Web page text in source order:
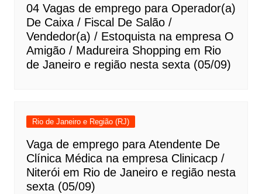
04 Vagas de emprego para Operador(a)
De Caixa / Fiscal De Salão /
Vendedor(a) / Estoquista na empresa O
Amigão / Madureira Shopping em Rio
de Janeiro e região nesta sexta (05/09)
Rio de Janeiro e Região (RJ)
Vaga de emprego para Atendente De
Clínica Médica na empresa Clinicacp /
Niterói em Rio de Janeiro e região nesta
sexta (05/09)